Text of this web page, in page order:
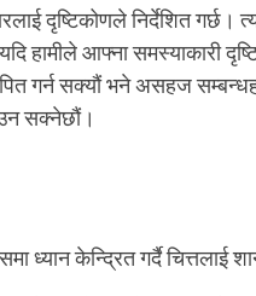
दृष्टिकोणले निर्देशित गर्छ।
यदि हामीले आफ्ना समस्याकारी
गर्न सक्यौं भने असहज
सक्नेछौं।
ध्यान केन्द्रित गर्दै चित्तलाई